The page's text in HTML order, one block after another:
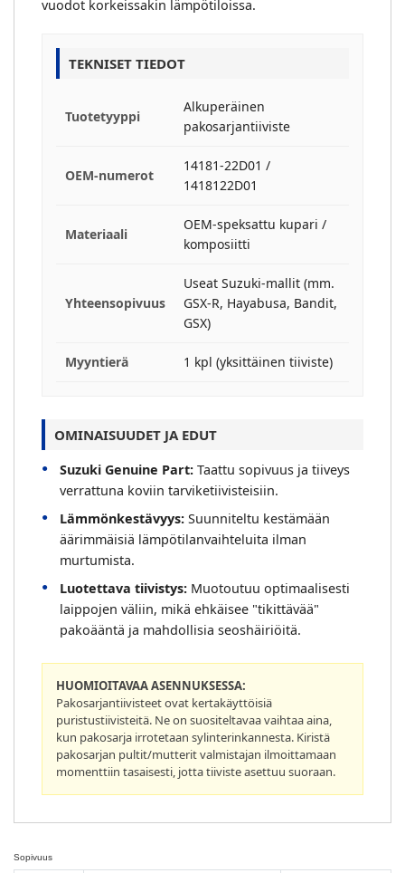
vuodot korkeissakin lämpötiloissa.
TEKNISET TIEDOT
Tuotetyyppi
Alkuperäinen
pakosarjantiiviste
OEM-numerot
14181-22D01 /
1418122D01
Materiaali
OEM-speksattu kupari /
komposiitti
Yhteensopivuus
Useat Suzuki-mallit (mm.
GSX-R, Hayabusa, Bandit,
GSX)
Myyntierä 1 kpl (yksittäinen tiiviste)
OMINAISUUDET JA EDUT
Suzuki Genuine Part: Taattu sopivuus ja tiiveys
verrattuna koviin tarviketiivisteisiin.
Lämmönkestävyys: Suunniteltu kestämään
äärimmäisiä lämpötilanvaihteluita ilman
murtumista.
Luotettava tiivistys: Muotoutuu optimaalisesti
laippojen väliin, mikä ehkäisee "tikittävää"
pakoääntä ja mahdollisia seoshäiriöitä.
HUOMIOITAVAA ASENNUKSESSA:
Pakosarjantiivisteet ovat kertakäyttöisiä
puristustiivisteitä. Ne on suositeltavaa vaihtaa aina,
kun pakosarja irrotetaan sylinterinkannesta. Kiristä
pakosarjan pultit/mutterit valmistajan ilmoittamaan
momenttiin tasaisesti, jotta tiiviste asettuu suoraan.
Sopivuus